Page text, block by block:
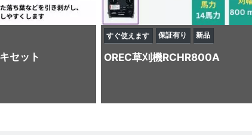
セット
すぐ使えます 保証有り 新品
OREC草刈機RCHR800A